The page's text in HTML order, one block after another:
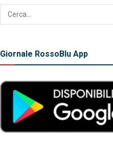
Giornale RossoBlu App